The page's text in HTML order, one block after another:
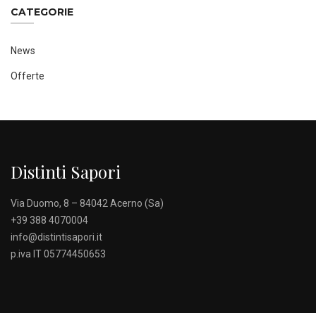
CATEGORIE
News
Offerte
Distinti Sapori
Via Duomo, 8 – 84042 Acerno (Sa)
+39 388 4070004
info@distintisapori.it
p.iva IT 05774450653